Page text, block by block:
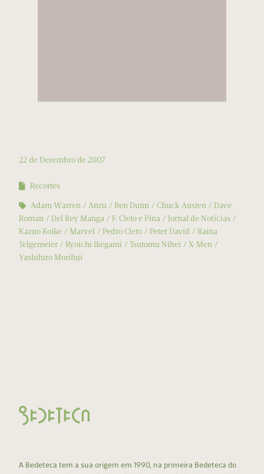
22 de Dezembro de 2007
Recortes
Adam Warren
Anzu Ben Dunn Chuck Austen
Dave
Roman
Del Rey Manga F. Cleto e Pina
Jornal de Notícias
Kazuo Koike
Marvel Pedro Cleto Peter David
Raina
Telgemeier
Ryoichi Ikegami Tsutomu Nihei
X-Men
Yashihiro Morifuji
A Bedeteca tem a sua origem em 1990, na primeira Bedeteca do